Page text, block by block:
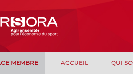
MEMBRE ACCUEIL QUI